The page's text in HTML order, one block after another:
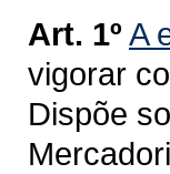
Art. 1º A
vigorar
Dispõe